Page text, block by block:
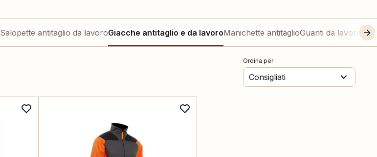
Salopette antitaglio da lavoroGiacche antitaglio e da lavoroManichette antitaglioGuanti da lavoro e
Ordina per
Consigliati